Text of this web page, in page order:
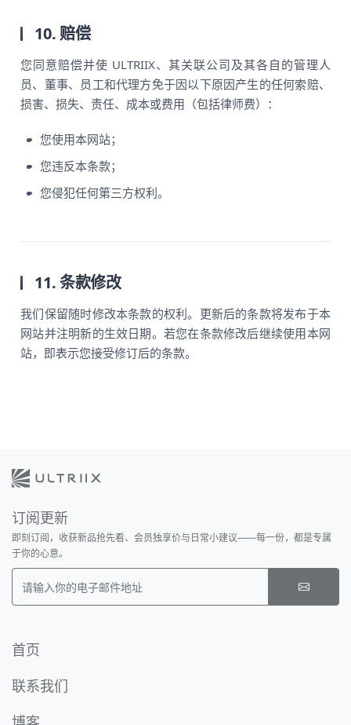
10. 赔偿
您同意赔偿并使 ULTRIIX、其关联公司及其各自的管理人
员、董事、员工和代理方免于因以下原因产生的任何索赔、
损害、损失、责任、成本或费用（包括律师费）：
您使用本网站；
您违反本条款；
您侵犯任何第三方权利。
11. 条款修改
我们保留随时修改本条款的权利。更新后的条款将发布于本
网站并注明新的生效日期。若您在条款修改后继续使用本网
站，即表示您接受修订后的条款。
订阅更新
即刻订阅，收获新品抢先看、会员独享价与日常小建议——每一份，都是专属
于你的心意。
Email
首页
联系我们